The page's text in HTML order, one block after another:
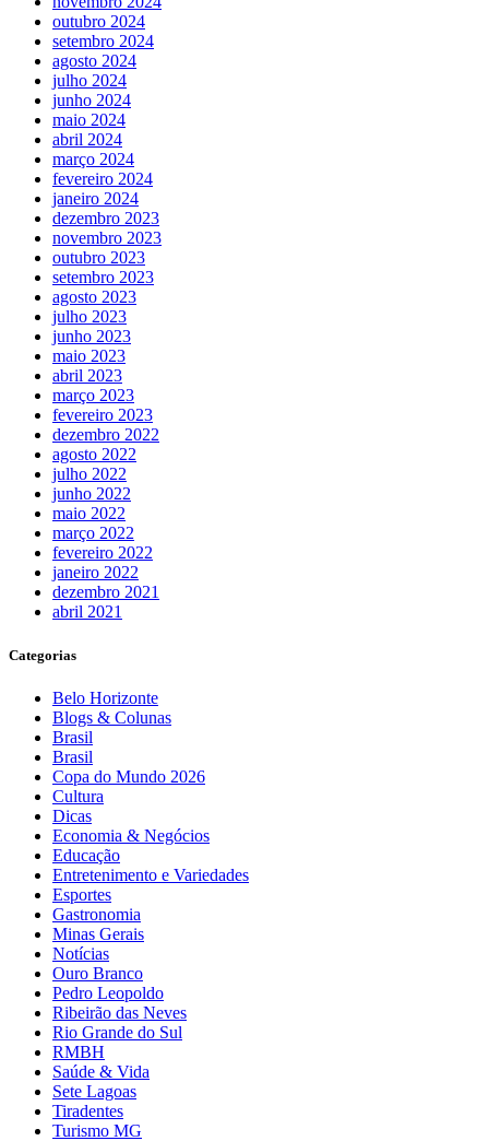
outubro 2024
setembro 2024
agosto 2024
julho 2024
junho 2024
maio 2024
abril 2024
março 2024
fevereiro 2024
janeiro 2024
dezembro 2023
novembro 2023
outubro 2023
setembro 2023
agosto 2023
julho 2023
junho 2023
maio 2023
abril 2023
março 2023
fevereiro 2023
dezembro 2022
agosto 2022
julho 2022
junho 2022
maio 2022
março 2022
fevereiro 2022
janeiro 2022
dezembro 2021
abril 2021
Categorias
Belo Horizonte
Blogs & Colunas
Brasil
Brasil
Copa do Mundo 2026
Cultura
Dicas
Economia & Negócios
Educação
Entretenimento e Variedades
Esportes
Gastronomia
Minas Gerais
Notícias
Ouro Branco
Pedro Leopoldo
Ribeirão das Neves
Rio Grande do Sul
RMBH
Saúde & Vida
Sete Lagoas
Tiradentes
Turismo MG